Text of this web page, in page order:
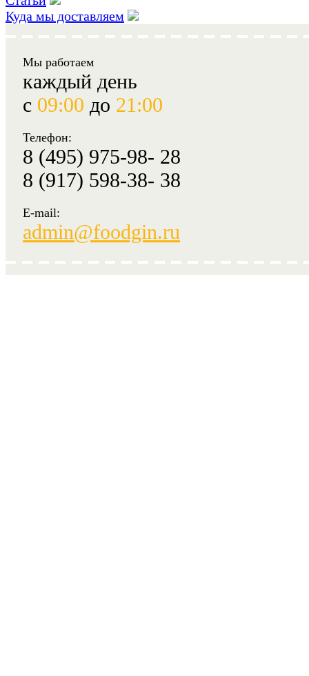
Куда мы доставляем
Мы работаем
каждый день
с 09:00 до 21:00
Телефон:
8 (495) 975-98- 28
8 (917) 598-38- 38
E-mail:
admin@foodgin.ru